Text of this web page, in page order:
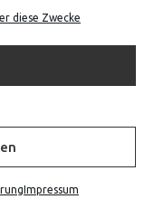
diese Zwecke
Impressum